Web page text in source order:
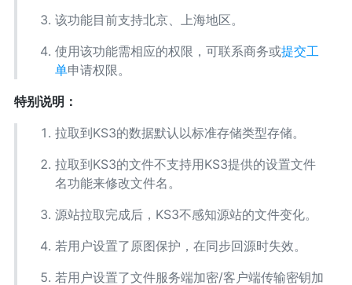
该功能目前支持北京、上海地区。
使用该功能需相应的权限，可联系商务或提交工
单申请权限。
特别说明：
拉取到KS3的数据默认以标准存储类型存储。
拉取到KS3的文件不支持用KS3提供的设置文件
名功能来修改文件名。
源站拉取完成后，KS3不感知源站的文件变化。
若用户设置了原图保护，在同步回源时失效。
若用户设置了文件服务端加密/客户端传输密钥加